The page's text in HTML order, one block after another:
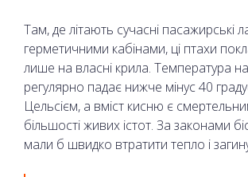
Там, де літають сучасні пасажирські
герметичними кабінами, ці птахи
лише на власні крила. Температура на
регулярно падає нижче мінус 40
Цельсієм, а вміст кисню є
більшості живих істот. За законами
мали б швидко втратити тепло і